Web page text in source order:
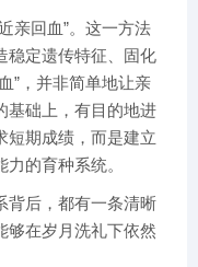
亲回血”。这一方法
稳定遗传特征、固化
”，并非简单地让亲
基础上，有目的地进
短期成绩，而是建立
的育种系统。
背后，都有一条清晰
够在岁月洗礼下依然